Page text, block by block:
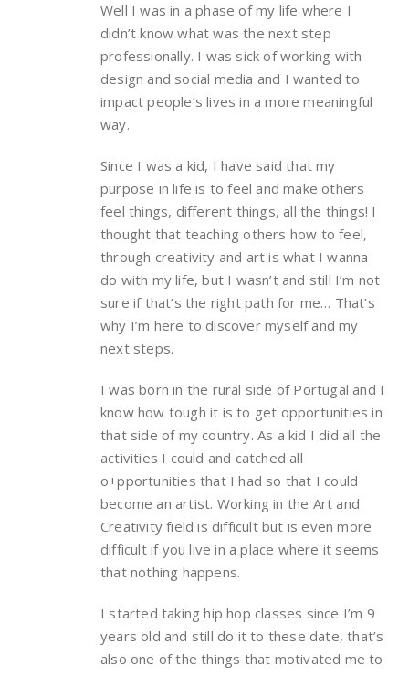
Well I was in a phase of my life where I
didn’t know what was the next step
professionally. I was sick of working with
design and social media and I wanted to
impact people’s lives in a more meaningful
way.
Since I was a kid, I have said that my
purpose in life is to feel and make others
feel things, different things, all the things! I
thought that teaching others how to feel,
through creativity and art is what I wanna
do with my life, but I wasn’t and still I’m not
sure if that’s the right path for me… That’s
why I’m here to discover myself and my
next steps.
I was born in the rural side of Portugal and I
know how tough it is to get opportunities in
that side of my country. As a kid I did all the
activities I could and catched all
o+pportunities that I had so that I could
become an artist. Working in the Art and
Creativity field is difficult but is even more
difficult if you live in a place where it seems
that nothing happens.
I started taking hip hop classes since I’m 9
years old and still do it to these date, that’s
also one of the things that motivated me to